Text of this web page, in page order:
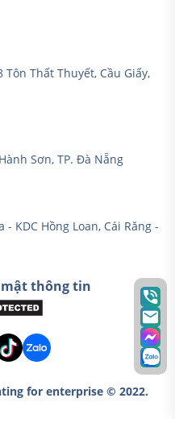
Tôn Thất Thuyết, Cầu Giấy,
Sơn, TP. Đà Nẵng
KDC Hồng Loan, Cái Răng -
mật thông tin
for enterprise © 2022.